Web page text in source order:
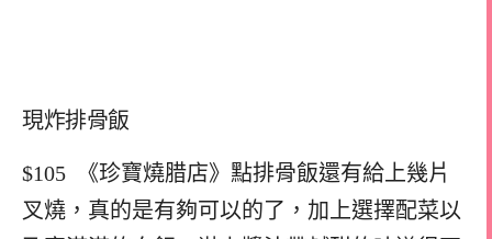
現炸排骨飯
$105 《珍寶燒腊店》點排骨飯還有給上幾片
叉燒，真的是有夠可以的了，加上選擇配菜以